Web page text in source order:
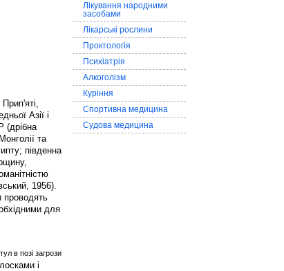
Азії і
(дрібна
та
південна
1956).
проводять
для
в позі загрози
і
Лікування народними
засобами
Лікарські рослини
Проктологія
Психіатрія
Алкоголізм
Куріння
Спортивна медицина
Судова медицина